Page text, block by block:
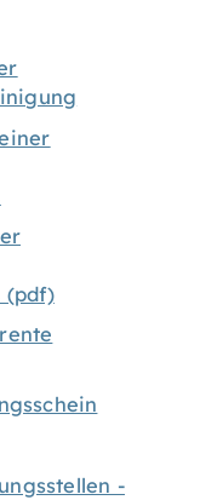
(pdf)
-